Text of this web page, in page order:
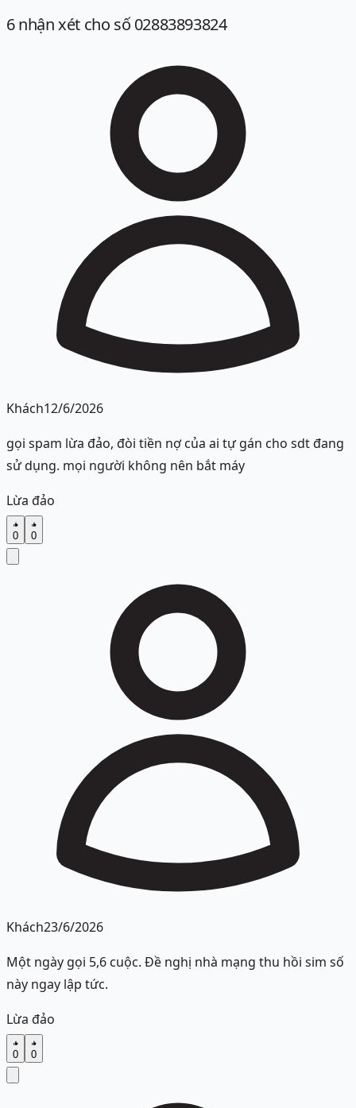
6nhận xét cho số 02883893824
Khách12/6/2026
gọi spam lừa đảo, đòi tiền nợ của ai tự gán cho sdt đang
sử dụng. mọi người không nên bắt máy
Lừa đảo
0 0
Khách23/6/2026
Một ngày gọi 5,6 cuộc. Đề nghị nhà mạng thu hồi sim số
này ngay lập tức.
Lừa đảo
0 0